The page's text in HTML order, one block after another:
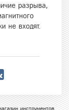
разрыва,
не входят.
инструментов